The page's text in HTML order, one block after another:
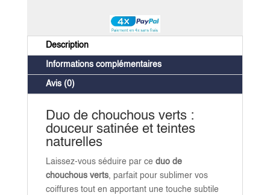
Description
Informations complémentaires
Avis (0)
Duo de chouchous verts :
douceur satinée et teintes
naturelles
Laissez-vous séduire par ce duo de
chouchous verts, parfait pour sublimer vos
coiffures tout en apportant une touche subtile